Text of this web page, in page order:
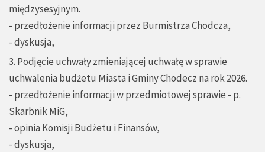
międzysesyjnym.
- przedłożenie informacji przez Burmistrza Chodcza,
- dyskusja,
3. Podjęcie uchwały zmieniającej uchwałę w sprawie
uchwalenia budżetu Miasta i Gminy Chodecz na rok 2026.
- przedłożenie informacji w przedmiotowej sprawie - p.
Skarbnik MiG,
- opinia Komisji Budżetu i Finansów,
- dyskusja,